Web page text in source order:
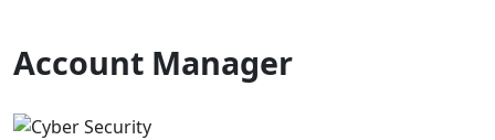
Account Manager